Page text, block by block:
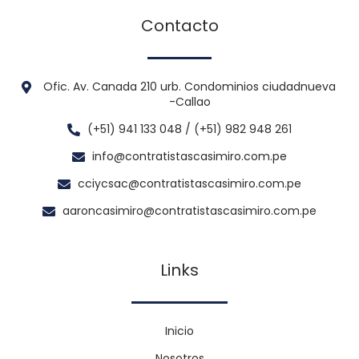
Contacto
Ofic. Av. Canada 210 urb. Condominios ciudadnueva
-Callao
(+51) 941 133 048 / (+51) 982 948 261
info@contratistascasimiro.com.pe
cciycsac@contratistascasimiro.com.pe
aaroncasimiro@contratistascasimiro.com.pe
Links
Inicio